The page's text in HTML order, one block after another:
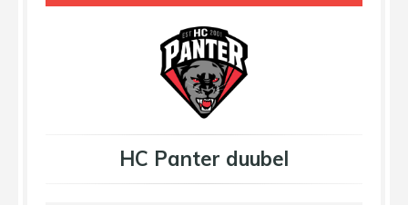
HC Panter duubel